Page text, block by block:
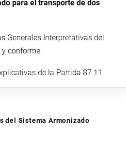
para el transporte de dos
Generales Interpretativas del
conforme:
de la Partida 87.11.
del Sistema Armonizado